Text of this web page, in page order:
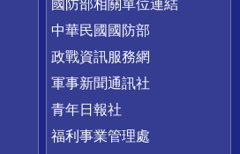
國防部相關單位連結
中華民國國防部
政戰資訊服務網
軍事新聞通訊社
青年日報社
福利事業管理處